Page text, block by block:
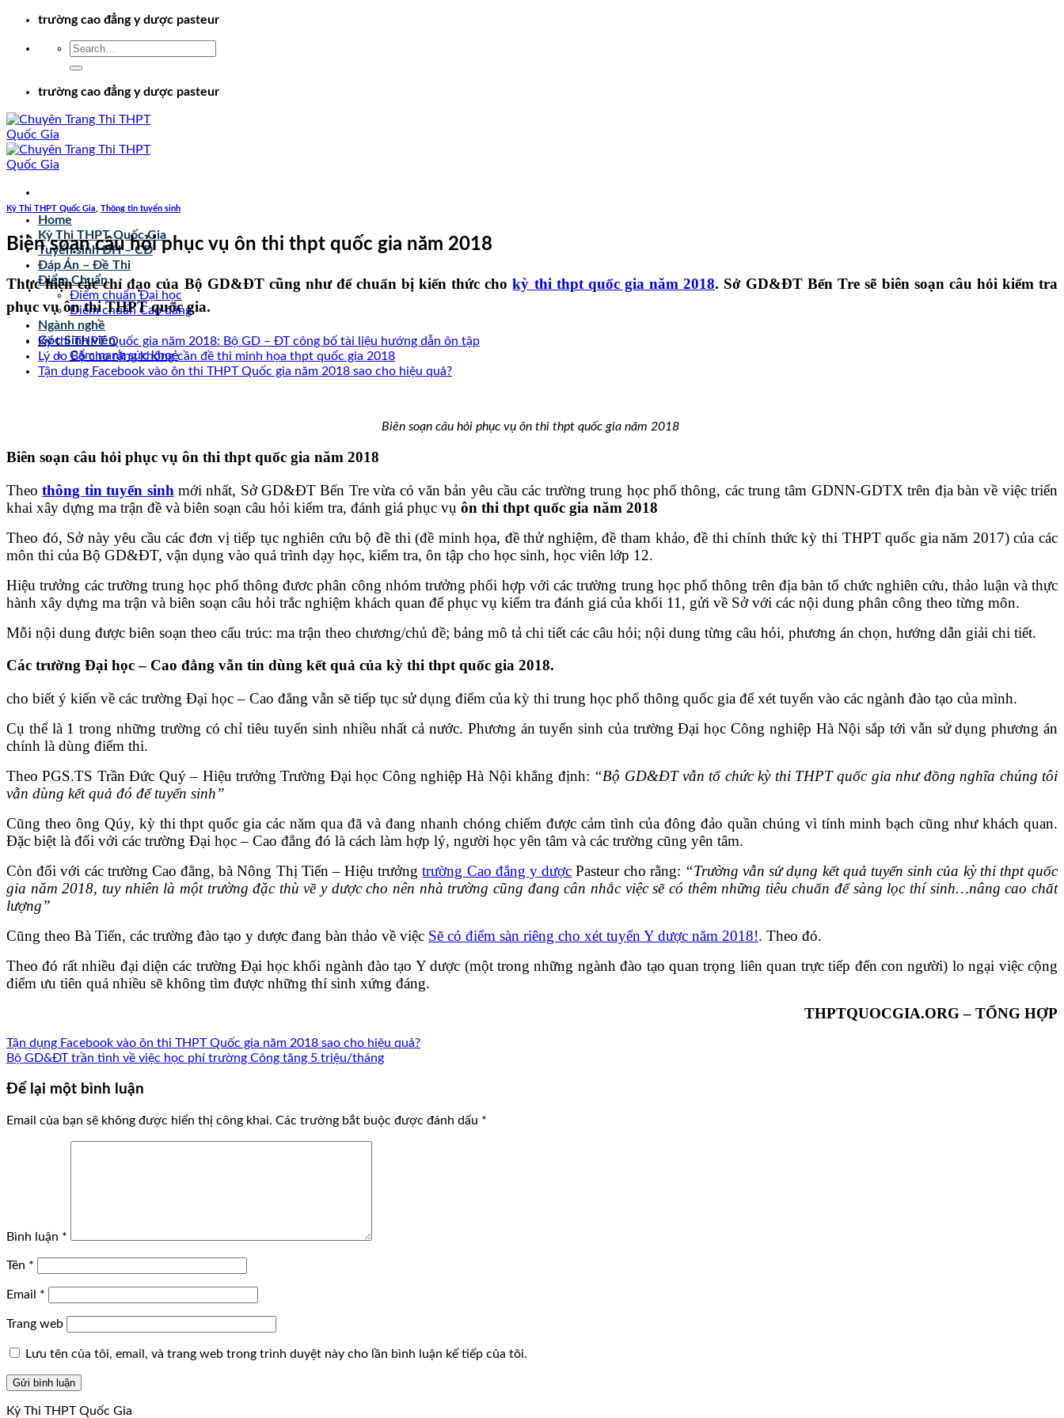
Chuyểntrường cao đẳng y dược pasteur
trường cao đẳng y dược pasteur
Home
Kỳ Thi THPT Quốc Gia
Tuyển sinh ĐH – CĐ
Đáp Án – Đề Thi
Điểm Chuẩn
Điểm chuẩn Đại học
Điểm chuẩn Cao đẳng
Ngành nghề
Góc Sinh viên
Cẩm nang sức khoẻ
Kỳ Thi THPT Quốc Gia Thông tin tuyển sinh
Biên soạn câu hỏi phục vụ ôn thi thpt quốc gia năm 2018
Thực hiện các chỉ đạo của Bộ GD&ĐT cũng như để chuẩn bị kiến thức chokỳ thi thpt quốc gia năm 2018. Sở GD&ĐT Bến Tre sẽ biên soạn câu hỏi kiểm tra
phục vụ ôn thi THPT quốc gia.
Kỳ thi THPT Quốc gia năm 2018: Bộ GD – ĐT công bố tài liệu hướng dẫn ôn tập
Lý do Bộ cho rằng không cần đề thi minh họa thpt quốc gia 2018
Tận dụng Facebook vào ôn thi THPT Quốc gia năm 2018 sao cho hiệu quả?
Biên soạn câu hỏi phục vụ ôn thi thpt quốc gia năm 2018
Biên soạn câu hỏi phục vụ ôn thi thpt quốc gia năm 2018
Theothông tin tuyển sinh mới nhất, Sở GD&ĐT Bến Tre vừa có văn bản yêu cầu các trường trung học phổ thông, các trung tâm GDNN-GDTX trên địa bàn về việc triển
khai xây dựng ma trận đề và biên soạn câu hỏi kiểm tra, đánh giá phục vụ ôn thi thpt quốc gia năm 2018
Theo đó, Sở này yêu cầu các đơn vị tiếp tục nghiên cứu bộ đề thi (đề minh họa, đề thử nghiệm, đề tham khảo, đề thi chính thức kỳ thi THPT quốc gia năm 2017) của các
môn thi của Bộ GD&ĐT, vận dụng vào quá trình dạy học, kiểm tra, ôn tập cho học sinh, học viên lớp 12.
Hiệu trưởng các trường trung học phổ thông đươc phân công nhóm trưởng phối hợp với các trường trung học phổ thông trên địa bàn tổ chức nghiên cứu, thảo luận và thực
hành xây dựng ma trận và biên soạn câu hỏi trắc nghiệm khách quan để phục vụ kiểm tra đánh giá của khối 11, gửi về Sở với các nội dung phân công theo từng môn.
Mỗi nội dung được biên soạn theo cấu trúc: ma trận theo chương/chủ đề; bảng mô tả chi tiết các câu hỏi; nội dung từng câu hỏi, phương án chọn, hướng dẫn giải chi tiết.
Các trường Đại học – Cao đẳng vẫn tin dùng kết quả của kỳ thi thpt quốc gia 2018.
cho biết ý kiến về các trường Đại học – Cao đẳng vẫn sẽ tiếp tục sử dụng điểm của kỳ thi trung học phổ thông quốc gia để xét tuyển vào các ngành đào tạo của mình.
Cụ thể là 1 trong những trường có chỉ tiêu tuyển sinh nhiều nhất cả nước. Phương án tuyển sinh của trường Đại học Công nghiệp Hà Nội sắp tới vẫn sử dụng phương án
chính là dùng điểm thi.
Theo PGS.TS Trần Đức Quý – Hiệu trưởng Trường Đại học Công nghiệp Hà Nội khẳng định: “Bộ GD&ĐT vẫn tổ chức kỳ thi THPT quốc gia như đồng nghĩa chúng tôi
vẫn dùng kết quả đó để tuyển sinh”
Cũng theo ông Qúy, kỳ thi thpt quốc gia các năm qua đã và đang nhanh chóng chiếm được cảm tình của đông đảo quần chúng vì tính minh bạch cũng như khách quan.
Đặc biệt là đối với các trường Đại học – Cao đẳng đó là cách làm hợp lý, người học yên tâm và các trường cũng yên tâm.
Còn đối với các trường Cao đẳng, bà Nông Thị Tiến – Hiệu trưởngtrường Cao đẳng y dược Pasteur cho rằng: “Trường vẫn sử dụng kết quả tuyển sinh của kỳ thi thpt quốc
gia năm 2018, tuy nhiên là một trường đặc thù về y dược cho nên nhà trường cũng đang cân nhắc việc sẽ có thêm những tiêu chuẩn để sàng lọc thí sinh…nâng cao chất
lượng”
Cũng theo Bà Tiến, các trường đào tạo y dược đang bàn thảo về việc Sẽ có điểm sàn riêng cho xét tuyển Y dược năm 2018!. Theo đó.
Theo đó rất nhiều đại diện các trường Đại học khối ngành đào tạo Y dược (một trong những ngành đào tạo quan trọng liên quan trực tiếp đến con người) lo ngại việc cộng
điểm ưu tiên quá nhiều sẽ không tìm được những thí sinh xứng đáng.
THPTQUOCGIA.ORG – TỔNG HỢP
Tận dụng Facebook vào ôn thi THPT Quốc gia năm 2018 sao cho hiệu quả?
Bộ GD&ĐT trần tình về việc học phí trường Công tăng 5 triệu/tháng
Để lại một bình luận
Email của bạn sẽ không được hiển thị công khai. Các trường bắt buộc được đánh dấu *
Bình luận *
Tên *
Email *
Trang web
Lưu tên của tôi, email, và trang web trong trình duyệt này cho lần bình luận kế tiếp của tôi.
Kỳ Thi THPT Quốc Gia